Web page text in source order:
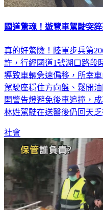
國道驚魂！遊覽車駕駛突
真的好驚險！陸軍步兵第
許，行經國道1號湖口路段
導致車輛急速偏移，所幸
駕駛座穩住方向盤、鬆開
開警告燈避免後車追撞，
林姓駕駛在送醫後仍回天乏
社會